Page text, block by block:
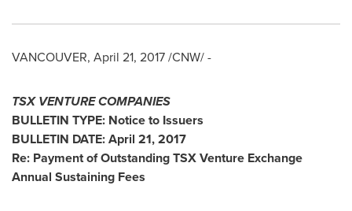
VANCOUVER, April 21, 2017/CNW/ -
TSX VENTURE COMPANIES
BULLETIN TYPE: Notice to Issuers
BULLETIN DATE:April 21, 2017
Re: Payment of Outstanding TSX Venture Exchange
Annual Sustaining Fees